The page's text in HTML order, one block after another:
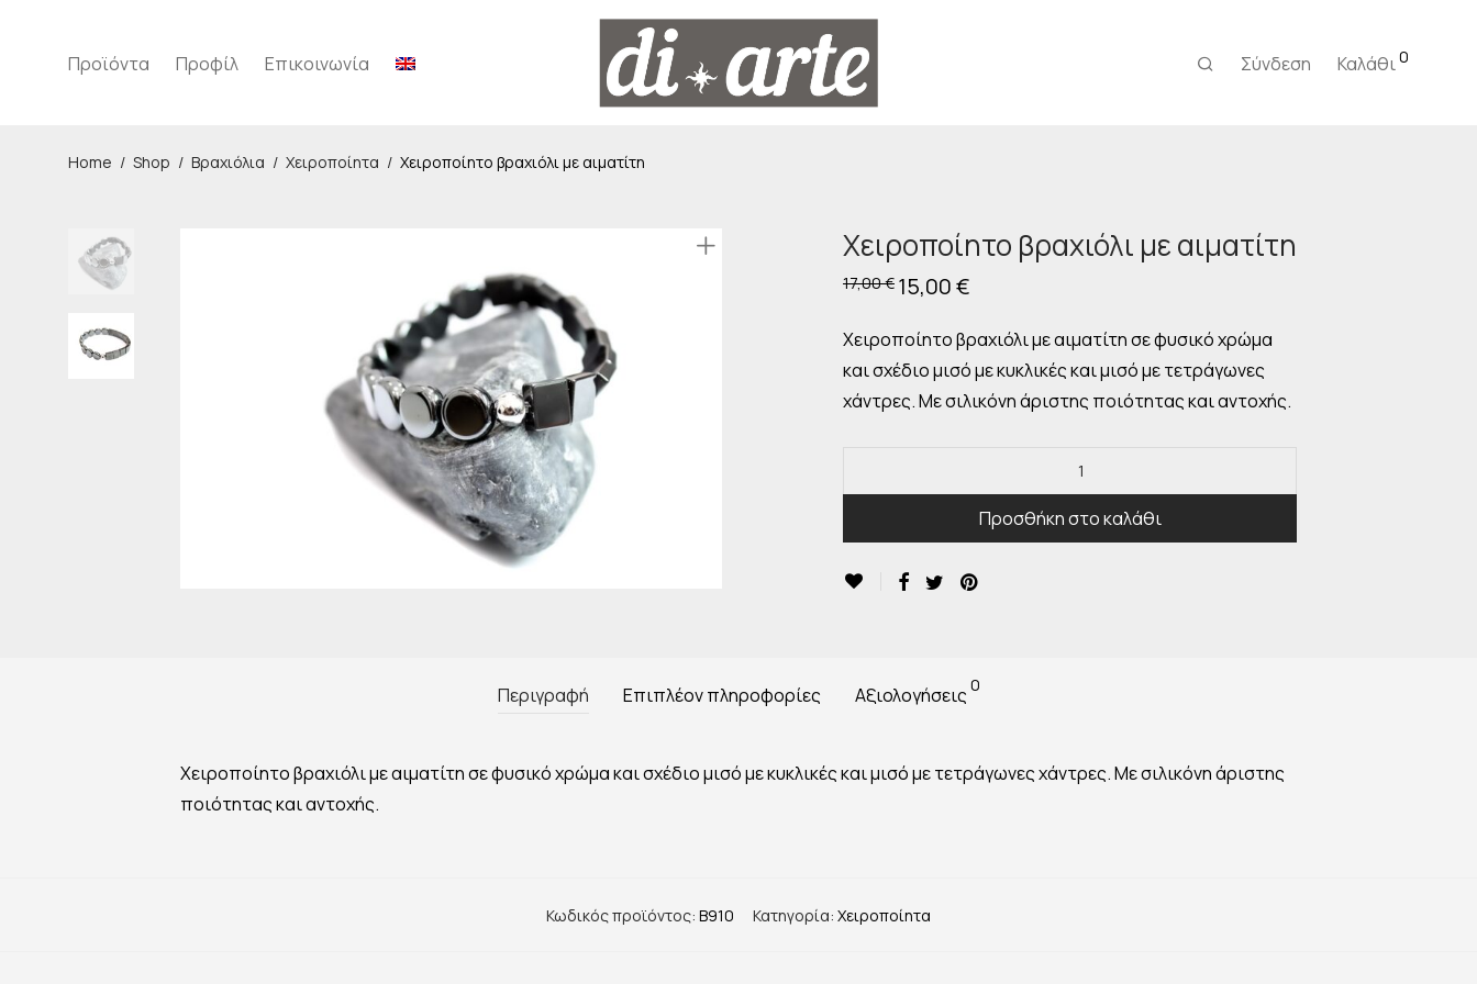
Προϊόντα Προφίλ Επικοινωνία Σύνδεση Καλάθι0
Home / Shop / Βραχιόλια / Χειροποίητα / Χειροποίητο βραχιόλι με αιματίτη
Χειροποίητο βραχιόλι με αιματίτη
17,00€ Original
price
17,00 €.
15,00€
είναι:
15,00 €.
Χειροποίητο βραχιόλι με αιματίτη σε φυσικό χρώμα
και σχέδιο μισό με κυκλικές και μισό με τετράγωνες
χάντρες. Με σιλικόνη άριστης ποιότητας και αντοχής.
Προσθήκη στο καλάθι
Περιγραφή Επιπλέον πληροφορίες Αξιολογήσεις 0
Χειροποίητο βραχιόλι με αιματίτη σε φυσικό χρώμα και σχέδιο μισό με κυκλικές και μισό με τετράγωνες χάντρες. Με σιλικόνη άριστης
ποιότητας και αντοχής.
Κωδικός προϊόντος: B910 Κατηγορία: Χειροποίητα